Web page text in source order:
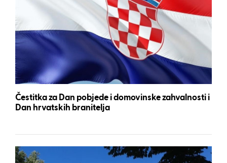
Čestitka za Dan pobjede i domovinske zahvalnosti i
Dan hrvatskih branitelja